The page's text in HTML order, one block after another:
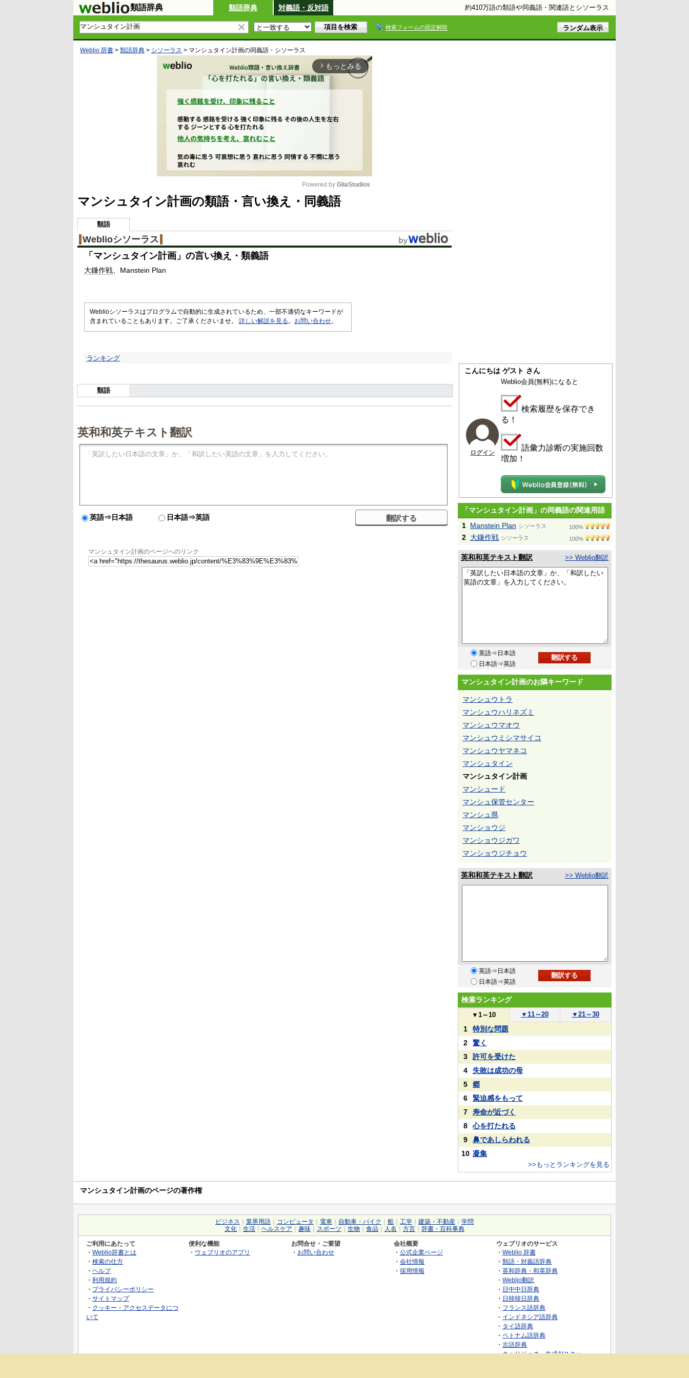
類語辞典 類語辞典 対義語・反対語 約410万語の類語や同義語・関連語とシソーラス
検索フォームの固定解除
Weblio 辞書 > 類語辞典 > シソーラス > マンシュタイン計画の同義語・シソーラス
arrow_forward_ios もっとみる
Powered by GliaStudios
マンシュタイン計画の類語・言い換え・同義語
類語
Weblioシソーラス
「 マンシュタイン計画 」の言い換え・類義語
大鎌作戦 Manstein Plan
Weblioシソーラスはプログラムで自動的に生成されているため、一部不適切なキーワードが
含まれていることもあります。ご了承くださいませ。 詳しい解説を見る 。 お問い合わせ。
ランキング
類語
英和和英テキスト翻訳
英語⇒日本語 日本語⇒英語
マンシュタイン計画のページへのリンク
こんにちは ゲスト さん
ログイン
Weblio会員(無料)になると
検索履歴を保存でき
る！
語彙力診断の実施回数
増加！
「マンシュタイン計画」の同義語の関連用語
1 Manstein Plan シソーラス 100%
2 大鎌作戦 シソーラス 100%
英和和英テキスト翻訳 >> Weblio翻訳
英語⇒日本語
日本語⇒英語
マンシュタイン計画のお隣キーワード
マンシュウトラ
マンシュウハリネズミ
マンシュウマオウ
マンシュウミシマサイコ
マンシュウヤマネコ
マンシュタイン
マンシュタイン計画
マンシュード
マンシュ保管センター
マンシュ県
マンショウジ
マンショウジガワ
マンショウジチョウ
英和和英テキスト翻訳 >> Weblio翻訳
英語⇒日本語
日本語⇒英語
検索ランキング
▼ 1～10 ▼ 11～20 ▼ 21～30
1
特別な問題
2
驚く
3
許可を受けた
4
失敗は成功の母
5
郷
6
緊迫感をもって
7
寿命が近づく
8
心を打たれる
9
鼻であしらわれる
10 凝集
>>もっとランキングを見る
マンシュタイン計画のページの著作権
ビジネス 業界用語 コンピュータ 電車 自動車・バイク 船 工学 建築・不動産
学問
文化
生活 ヘルスケア 趣味 スポーツ 生物 食品 人名 方言 辞書・百科事典
ご利用にあたって
・ Weblio辞書とは
・ 検索の仕方
・ ヘルプ
・ 利用規約
・ プライバシーポリシー
・ サイトマップ
・ クッキー・アクセスデータにつ
いて
便利な機能
・ ウェブリオのアプリ
お問合せ・ご要望
・ お問い合わせ
会社概要
・ 公式企業ページ
・ 会社情報
・ 採用情報
ウェブリオのサービス
・ Weblio 辞書
・ 類語・対義語辞典
・ 英和辞典・和英辞典
・ Weblio翻訳
・ 日中中日辞典
・ 日韓韓日辞典
・ フランス語辞典
・ インドネシア語辞典
・ タイ語辞典
・ ベトナム語辞典
・ 古語辞典
・キャリジェネ～生成AIスクー